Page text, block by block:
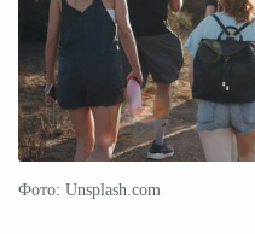
Фото: Unsplash.com